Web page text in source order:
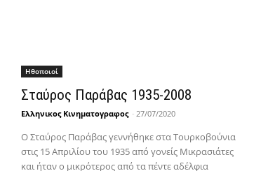
Hθοποιοί
Σταύρος Παράβας 1935-2008
Ελληνικος Κινηματογραφος - 27/07/2020
Ο Σταύρος Παράβας γεννήθηκε στα Τουρκοβούνια
στις 15 Απριλίου του 1935 από γονείς Μικρασιάτες
και ήταν ο μικρότερος από τα πέντε αδέλφια